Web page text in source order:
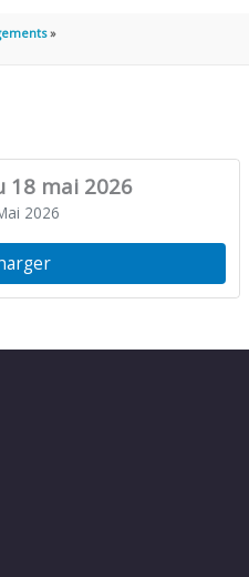
18 mai 2026
2026